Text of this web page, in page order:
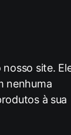
site.
nenhuma
à sua